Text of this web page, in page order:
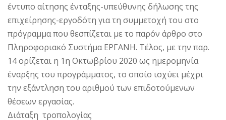
έντυπο αίτησης ένταξης-υπεύθυνης δήλωσης της
επιχείρησης-εργοδότη για τη συμμετοχή του στο
πρόγραμμα που θεσπίζεται με το παρόν άρθρο στο
Πληροφοριακό Συστήμα ΕΡΓΑΝΗ. Τέλος, με την παρ.
14 ορίζεται η 1η Οκτωβρίου 2020 ως ημερομηνία
έναρξης του προγράμματος, το οποίο ισχύει μέχρι
την εξάντληση του αριθμού των επιδοτούμενων
θέσεων εργασίας.
Διάταξη τροπολογίας